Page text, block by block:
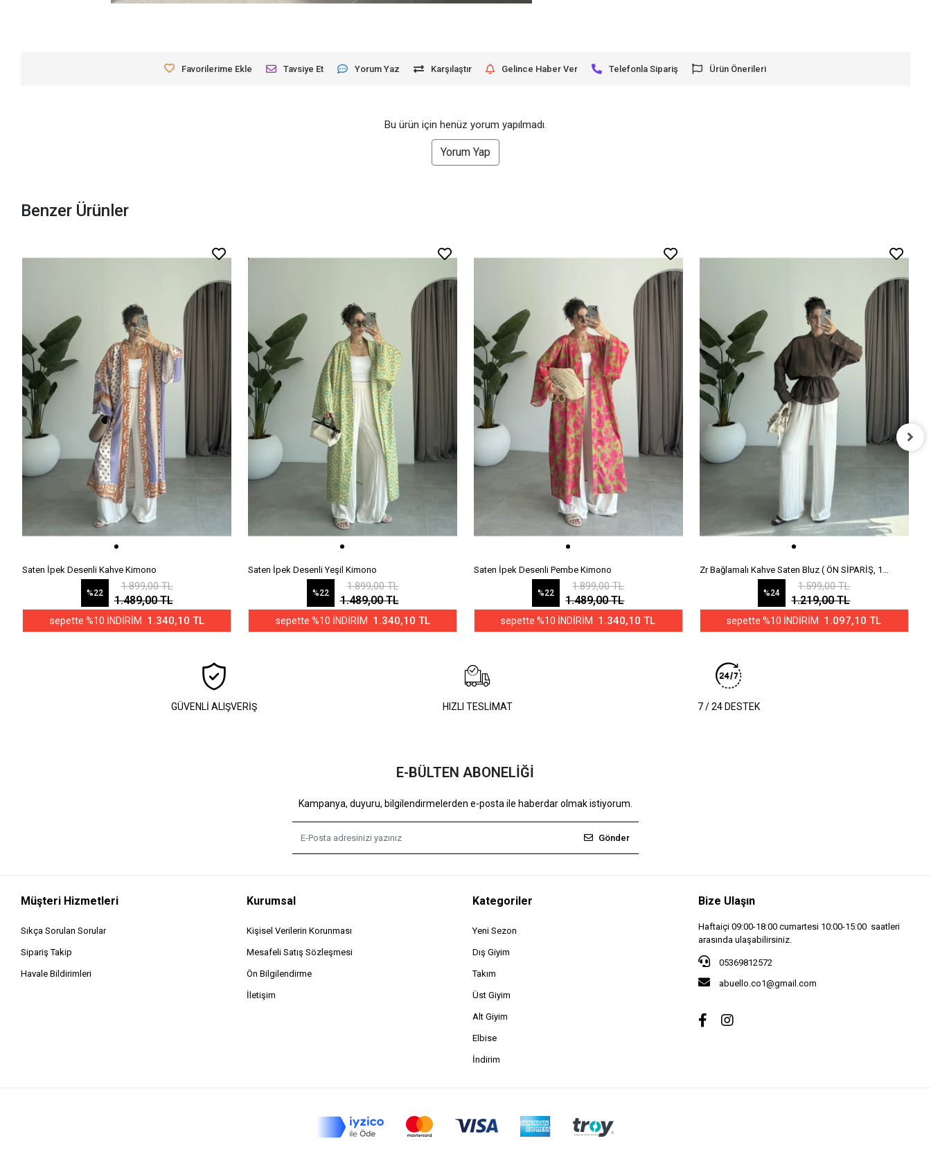
Favorilerime Ekle Tavsiye Et Yorum Yaz Karşılaştır Gelince Haber Ver Telefonla Sipariş Ürün Önerileri
Bu ürün için henüz yorum yapılmadı.
Yorum Yap
Benzer Ürünler
Saten İpek Desenli Kahve Kimono
%22
1.899,00 TL
1.489,00 TL
sepette %10 İNDİRİM 1.340,10 TL
Saten İpek Desenli Yeşil Kimono
%22
1.899,00 TL
1.489,00 TL
sepette %10 İNDİRİM 1.340,10 TL
Saten İpek Desenli Pembe Kimono
%22
1.899,00 TL
1.489,00 TL
sepette %10 İNDİRİM 1.340,10 TL
Zr Bağlamalı Kahve Saten Bluz ( ÖN SİPARİŞ, 1
HAFTA SONRA KARGOLANACAK)
%24
1.599,00 TL
1.219,00 TL
sepette %10 İNDİRİM 1.097,10 TL
GÜVENLİ ALIŞVERİŞ HIZLI TESLİMAT 7 / 24 DESTEK
E-BÜLTEN ABONELİĞİ
Kampanya, duyuru, bilgilendirmelerden e-posta ile haberdar olmak istiyorum.
Gönder
Müşteri Hizmetleri
Sıkça Sorulan Sorular
Sipariş Takip
Havale Bildirimleri
Kurumsal
Kişisel Verilerin Korunması
Mesafeli Satış Sözleşmesi
Ön Bilgilendirme
İletişim
Kategoriler
Yeni Sezon
Dış Giyim
Takım
Üst Giyim
Alt Giyim
Elbise
İndirim
Bize Ulaşın
Haftaiçi 09:00-18:00 cumartesi 10:00-15:00 saatleri
arasında ulaşabilirsiniz.
05369812572
abuello.co1@gmail.com